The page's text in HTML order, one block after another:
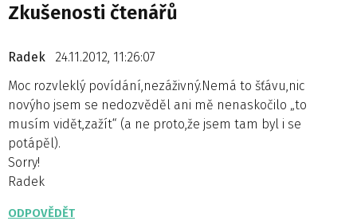
Zkušenosti čtenářů
Radek
24.11.2012, 11:26:07
Moc rozvleklý povídání,nezáživný.Nemá to šťávu,nic
novýho jsem se nedozvěděl ani mě nenaskočilo „to
musím vidět,zažít“ (a ne proto,že jsem tam byl i se
potápěl).
Sorry!
Radek
ODPOVĚDĚT